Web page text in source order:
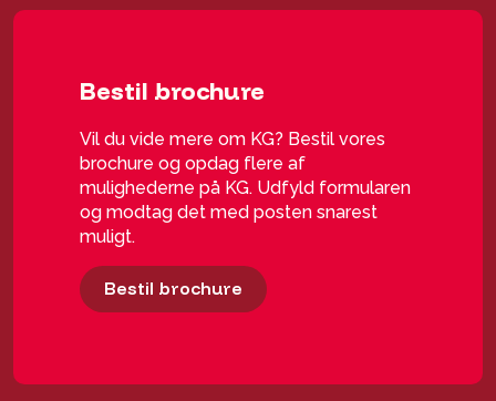
Bestil brochure
Vil du vide mere om KG? Bestil vores
brochure og opdag flere af
mulighederne på KG. Udfyld formularen
og modtag det med posten snarest
muligt.
Bestil brochure